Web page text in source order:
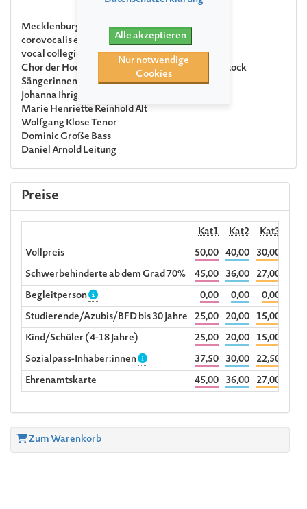
Mecklenburgische Staatskapelle Schwerin
corovocalis e.V.
vocal collegium rostock e.V.
Chor der Hochschule für Musik und Theater Rostock
Sängerinnen und Sänger aus Norddeutschland
Johanna Ihrig
Marie Henriette ReinholdAlt
Wolfgang KloseTenor
Dominic Große Bass
Daniel ArnoldLeitung
Preise
Kat1 Kat2 Kat3
Vollpreis
50,00 40,00 30,00
Schwerbehinderte ab dem Grad 70%
45,00 36,00
27,00
Begleitperson
0,00 0,00
0,00
Studierende/Azubis/BFD bis 30 Jahre
25,00 20,00
15,00
Kind/Schüler (4-18 Jahre)
25,00 20,00
15,00
Sozialpass-Inhaber:innen
37,50 30,00
22,50
Ehrenamtskarte
45,00 36,00 27,00
Zum Warenkorb
Alle akzeptieren
Nur notwendige
Cookies